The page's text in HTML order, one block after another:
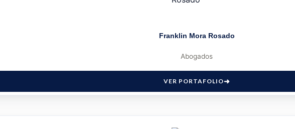
Franklin Mora Rosado
Abogados
VER PORTAFOLIO